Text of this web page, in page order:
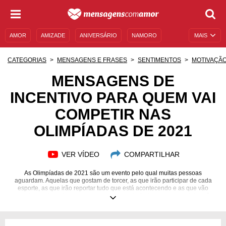
MAIS
AMOR AMIZADE ANIVERSÁRIO NAMORO
MENSAGENS E FRASES MENSAGENS DE ANIVERSÁRIO
ENTRETENIMENTO FAMOSOS BÍBLIA
CATEGORIAS MENSAGENS E FRASES SENTIMENTOS
MENSAGENS DE
INCENTIVO PARA QUEM VAI
COMPETIR NAS
OLIMPÍADAS DE 2021
VER VÍDEO COMPARTILHAR
As Olimpíadas de 2021 são um evento pelo qual muitas pessoas
aguardam. Aquelas que gostam de torcer, as que irão participar de cada
esporte, as que irão reportar tudo que está acontecendo e as que vão
organizar tudo mal conseguem conter a ansiedade para essa celebração